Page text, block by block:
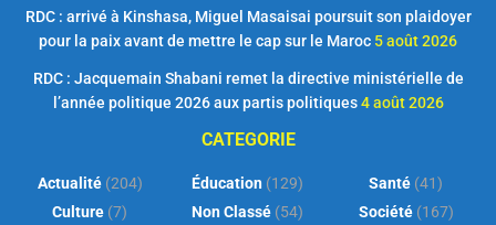
RDC : arrivé à Kinshasa, Miguel Masaisai poursuit son plaidoyer
pour la paix avant de mettre le cap sur le Maroc 5 août 2026
RDC : Jacquemain Shabani remet la directive ministérielle de
l’année politique 2026 aux partis politiques 4 août 2026
CATEGORIE
Actualité(204)
Culture (7)
Éducation (129)
Non Classé (54)
Santé (41)
Société(167)